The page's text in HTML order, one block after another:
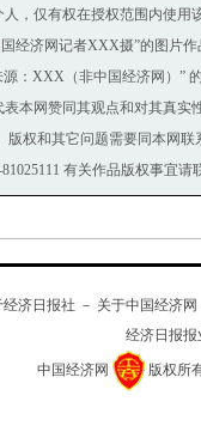
，仅有权在授权范围内使用
经济网记者XXX摄”的图片
源：XXX（非中国经济网）”
本网赞同其观点和对其真实性
版权和其它问题需要同本网联
有关作品版权事宜请
经济日报社 － 关于中国经济网
经济日报报
中国经济网 版权所